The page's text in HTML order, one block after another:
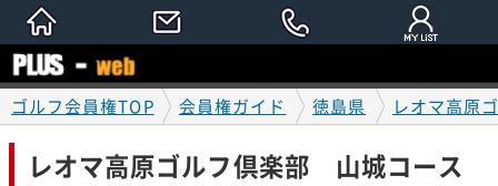
ゴルフ会員権TOP 会員権ガイド 徳島県 レオマ高原
レオマ高原ゴルフ倶楽部 山城コース